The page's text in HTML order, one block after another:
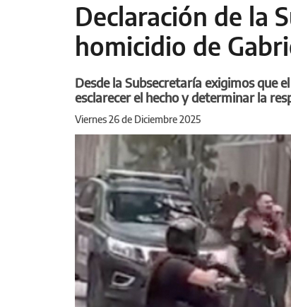
Declaración de la
homicidio de
Desde la Subsecretaría exigimos que
esclarecer el hecho y determinar la
Viernes 26 de Diciembre 2025